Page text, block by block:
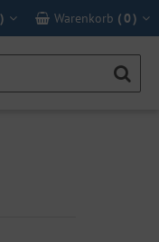
Warenkorb (0 )
)